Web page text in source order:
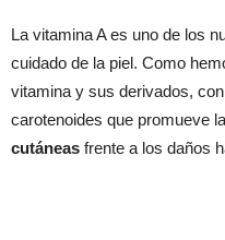
La vitamina A es uno de los
cuidado de la piel. Como
vitamina y sus derivados,
carotenoides que promueve la
cutáneas frente a los daños